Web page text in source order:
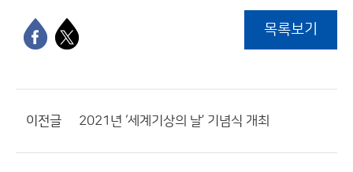
목록보기
이전글 2021년 ‘세계기상의 날’ 기념식 개최